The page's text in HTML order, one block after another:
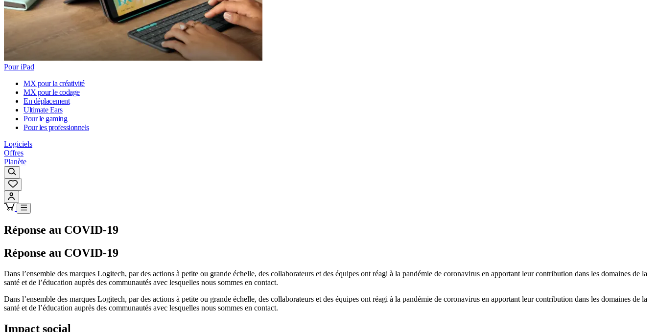
Pour iPad
MX pour la créativité
MX pour le codage
En déplacement
Ultimate Ears
Pour le gaming
Pour les professionnels
Logiciels
Offres
Planète
Réponse au COVID-19
Réponse au COVID-19
Dans l’ensemble des marques Logitech, par des actions à petite ou grande échelle, des collaborateurs et des équipes ont réagi à la pandémie de coronavirus en apportant leur contribution dans les domaines de la
santé et de l’éducation auprès des communautés avec lesquelles nous sommes en contact.
Dans l’ensemble des marques Logitech, par des actions à petite ou grande échelle, des collaborateurs et des équipes ont réagi à la pandémie de coronavirus en apportant leur contribution dans les domaines de la
santé et de l’éducation auprès des communautés avec lesquelles nous sommes en contact.
Impact social